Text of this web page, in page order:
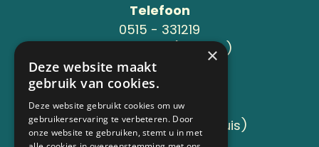
Telefoon
0515 - 331219
06-24119734 (Jeroen )
Adres
Sânleansterdyk 6
8736 JB Reahûs (Roodhuis)
×
Deze website maakt
gebruik van cookies.
Deze website gebruikt cookies om uw
gebruikerservaring te verbeteren. Door
onze website te gebruiken, stemt u in met